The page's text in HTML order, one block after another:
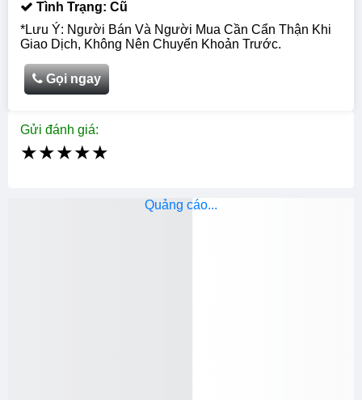
Tình Trạng: Cũ
*Lưu Ý: Người Bán Và Người Mua Cần Cẩn Thận Khi
Giao Dịch, Không Nên Chuyển Khoản Trước.
Gọi ngay
Gửi đánh giá:
★★★★★